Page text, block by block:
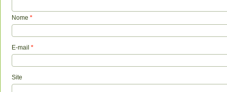
Nome *
E-mail *
Site